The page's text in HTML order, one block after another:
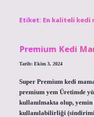
Etiket: En kaliteli kedi
Premium Kedi
Tarih: Ekim 3, 2024
Super Premium kedi
premium yem Üretimde
kullanılmakta olup,
kullanılabilirliği